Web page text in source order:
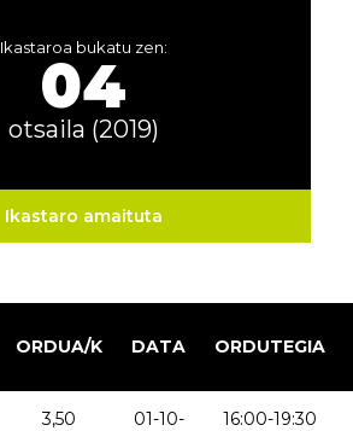
Ikastaroa bukatu zen:
04
otsaila (2019)
Ikastaro amaituta
ORDUA/K DATA ORDUTEGIA
3,50
01-10-
16:00-19:30